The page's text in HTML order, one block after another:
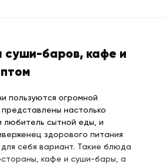
суши-баров, кафе и
пользуются огромной
настолько
любитель сытной еды, и
здорового питания
себя вариант. Такие блюда
кафе и суши-бары, а